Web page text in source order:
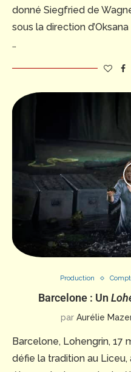
donné Siegfried de
sous la direction
…
Production
Barcelone : Un
par Aurélie
Barcelone, Lohengrin, 17
défie la tradition au